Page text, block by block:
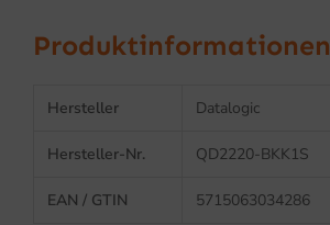
Produktinformationen
Hersteller Datalogic
Hersteller-Nr. QD2220-BKK1S
EAN / GTIN 5715063034286